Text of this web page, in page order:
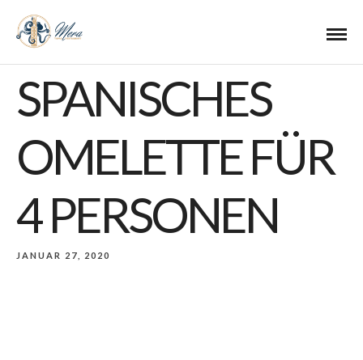
SPANISCHES
OMELETTE FÜR
4 PERSONEN
JANUAR 27, 2020